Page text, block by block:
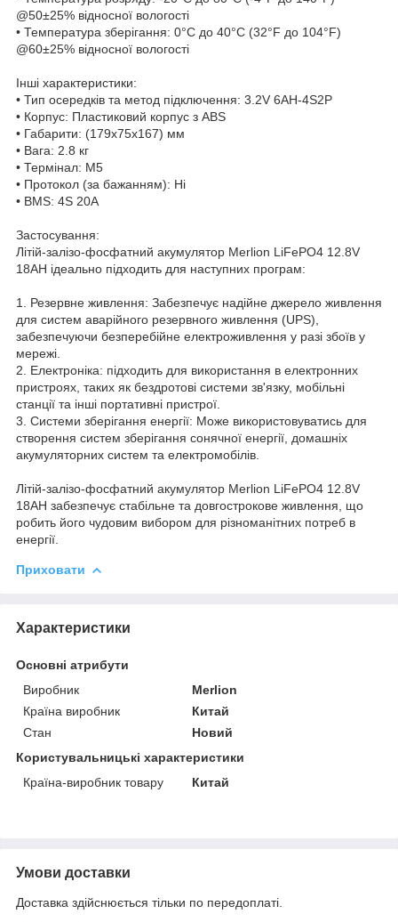
@50±25% відносної вологості
• Температура зберігання: 0°C до 40°C (32°F до 104°F)
@60±25% відносної вологості
Інші характеристики:
• Тип осередків та метод підключення: 3.2V 6AH-4S2P
• Корпус: Пластиковий корпус з ABS
• Габарити: (179x75x167) мм
• Вага: 2.8 кг
• Термінал: М5
• Протокол (за бажанням): Ні
• BMS: 4S 20A
Застосування:
Літій-залізо-фосфатний акумулятор Merlion LiFePO4 12.8V
18AH ідеально підходить для наступних програм:
1. Резервне живлення: Забезпечує надійне джерело живлення
для систем аварійного резервного живлення (UPS),
забезпечуючи безперебійне електроживлення у разі збоїв у
мережі.
2. Електроніка: підходить для використання в електронних
пристроях, таких як бездротові системи зв'язку, мобільні
станції та інші портативні пристрої.
3. Системи зберігання енергії: Може використовуватись для
створення систем зберігання сонячної енергії, домашніх
акумуляторних систем та електромобілів.
Літій-залізо-фосфатний акумулятор Merlion LiFePO4 12.8V
18AH забезпечує стабільне та довгострокове живлення, що
робить його чудовим вибором для різноманітних потреб в
енергії.
Приховати
Характеристики
Основні атрибути
Виробник
Merlion
Країна виробник
Китай
Стан
Новий
Користувальницькі характеристики
Країна-виробник товару
Китай
Умови доставки
Доставка здійснюється тільки по передоплаті.